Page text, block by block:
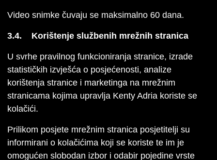
Video snimke čuvaju se maksimalno 60 dana.
3.4. Korištenje službenih mrežnih stranica
U svrhe pravilnog funkcioniranja stranice, izrade
statističkih izvješća o posjećenosti, analize
korištenja stranice i marketinga na mrežnim
stranicama kojima upravlja Kenty Adria koriste se
kolačići.
Prilikom posjete mrežnim stranica posjetitelji su
informirani o kolačićima koji se koriste te im je
omogućen slobodan izbor i odabir pojedine vrste